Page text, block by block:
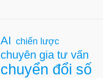
AI chiến lược
chuyên gia tư vấn
chuyển đổi số